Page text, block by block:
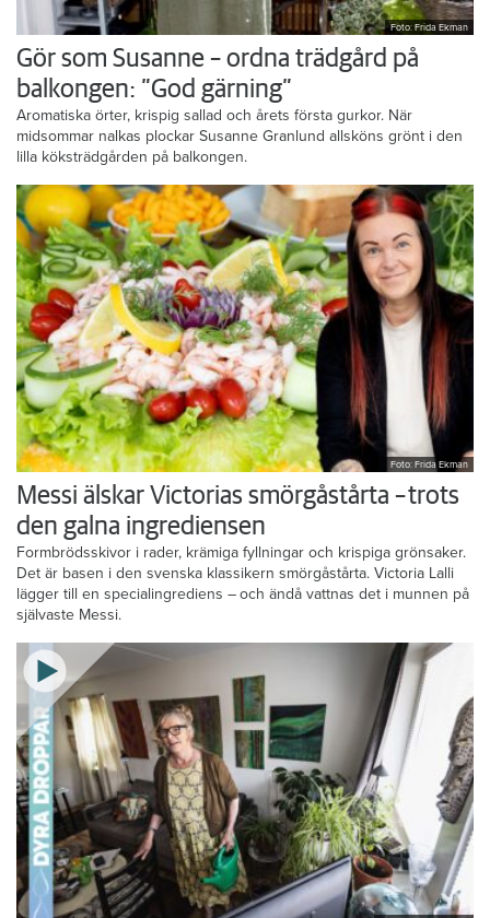
Foto: Frida Ekman
Gör som Susanne – ordna trädgård på
balkongen: ”God gärning”
Aromatiska örter, krispig sallad och årets första gurkor. När
midsommar nalkas plockar Susanne Granlund allsköns grönt i den
lilla köksträdgården på balkongen.
Foto: Frida Ekman
Messi älskar Victorias smörgåstårta – trots
den galna ingrediensen
Formbrödsskivor i rader, krämiga fyllningar och krispiga grönsaker.
Det är basen i den svenska klassikern smörgåstårta. Victoria Lalli
lägger till en specialingrediens – och ändå vattnas det i munnen på
självaste Messi.